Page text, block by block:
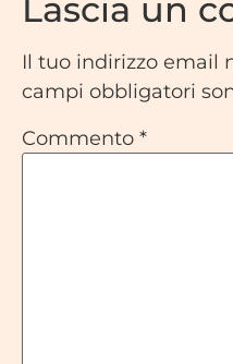
Lascia un
Il tuo indirizzo email
campi obbligatori
Commento *